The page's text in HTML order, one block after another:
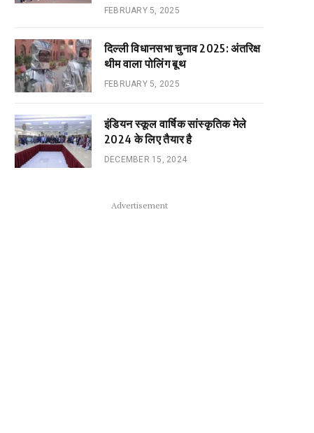
FEBRUARY 5, 2025
दिल्ली विधानसभा चुनाव 2025: अंतरिक्ष
थीम वाला पोलिंग बूथ
FEBRUARY 5, 2025
इंडियन स्कूल वार्षिक सांस्कृतिक मेले
2024 के लिए तैयार है
DECEMBER 15, 2024
Advertisement